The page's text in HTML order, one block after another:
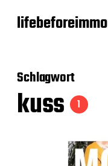
Schlagwort
kuss 1